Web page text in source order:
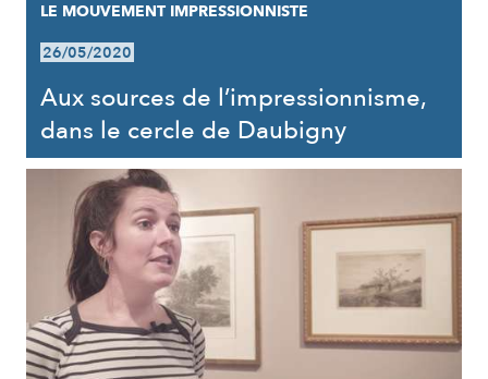
LE MOUVEMENT IMPRESSIONNISTE
26/05/2020
Aux sources de l’impressionnisme,
dans le cercle de Daubigny